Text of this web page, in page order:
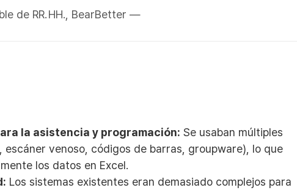
de RR. HH., BearBetter —
la asistencia y programación: Se usaban múltiples
escáner venoso, códigos de barras, groupware), lo que
los datos en Excel.
Los sistemas existentes eran demasiado complejos para